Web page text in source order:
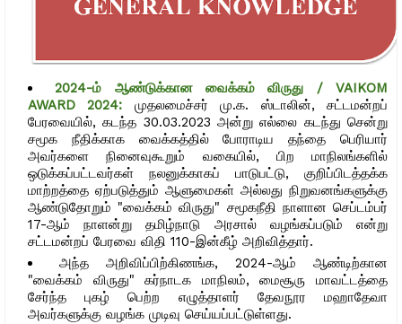
2024-ம் ஆண்டுக்கான வைக்கம் விருது / VAIKOM
AWARD 2024: முதலமைச்சர் மு.க. ஸ்டாலின், சட்டமன்றப்
பேரவையில், கடந்த 30.03.2023 அன்று எல்லை கடந்து சென்று
சமூக நீதிக்காக வைக்கத்தில் போராடிய தந்தை பெரியார்
அவர்களை நினைவுகூறும் வகையில், பிற மாநிலங்களில்
ஒடுக்கப்பட்டவர்கள் நலனுக்காகப் பாடுபட்டு, குறிப்பிடத்தக்க
மாற்றத்தை ஏற்படுத்தும் ஆளுமைகள் அல்லது நிறுவனங்களுக்கு
ஆண்டுதோறும் "வைக்கம் விருது" சமூகநீதி நாளான செப்டம்பர்
17-ஆம் நாளன்று தமிழ்நாடு அரசால் வழங்கப்படும் என்று
சட்டமன்றப் பேரவை விதி 110-இன்கீழ் அறிவித்தார்.
அந்த அறிவிப்பிற்கிணங்க, 2024-ஆம் ஆண்டிற்கான
"வைக்கம் விருது" கர்நாடக மாநிலம், மைசூரு மாவட்டத்தை
சேர்ந்த புகழ் பெற்ற எழுத்தாளர் தேவநூர மஹாதேவா
அவர்களுக்கு வழங்க முடிவு செய்யப்பட்டுள்ளது.